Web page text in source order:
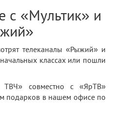
с «Мультик» и
телеканалы «Рыжий» и
классах или пошли
ТВЧ» совместно с «ЯрТВ»
подарков в нашем офисе по